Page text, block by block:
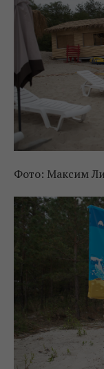
Фото: Максим